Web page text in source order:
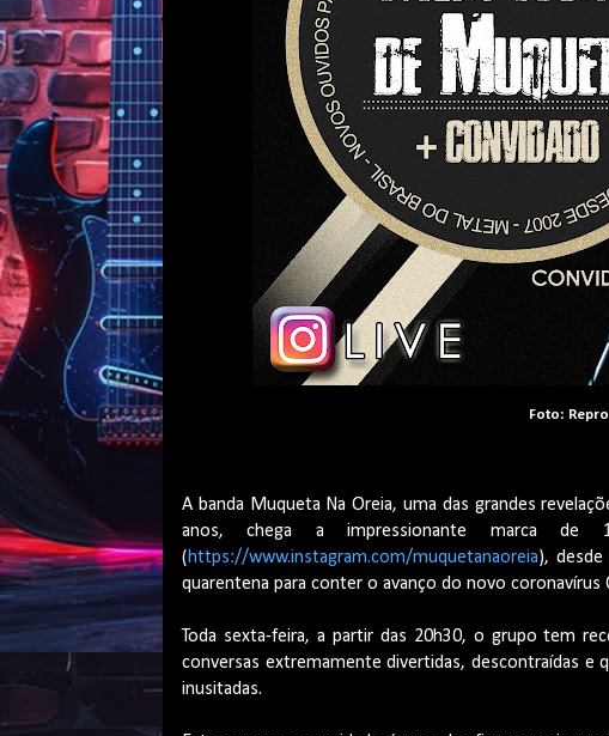
Foto:
A banda Muqueta Na Oreia, uma das grandes
anos, chega a impressionante marca de
(https://www.instagram.com/muquetanaoreia),
quarentena para conter o avanço do novo coronavírus
Toda sexta-feira, a partir das 20h30, o grupo tem
conversas extremamente divertidas, descontraídas e
inusitadas.